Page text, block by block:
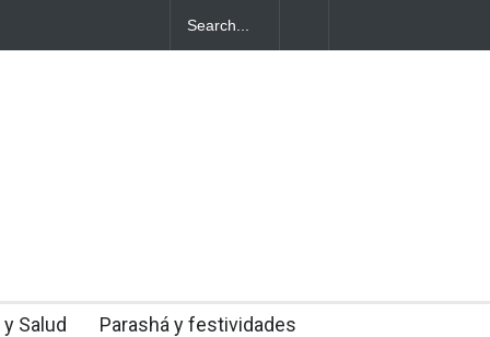
domingo
Salud Parashá y festividades